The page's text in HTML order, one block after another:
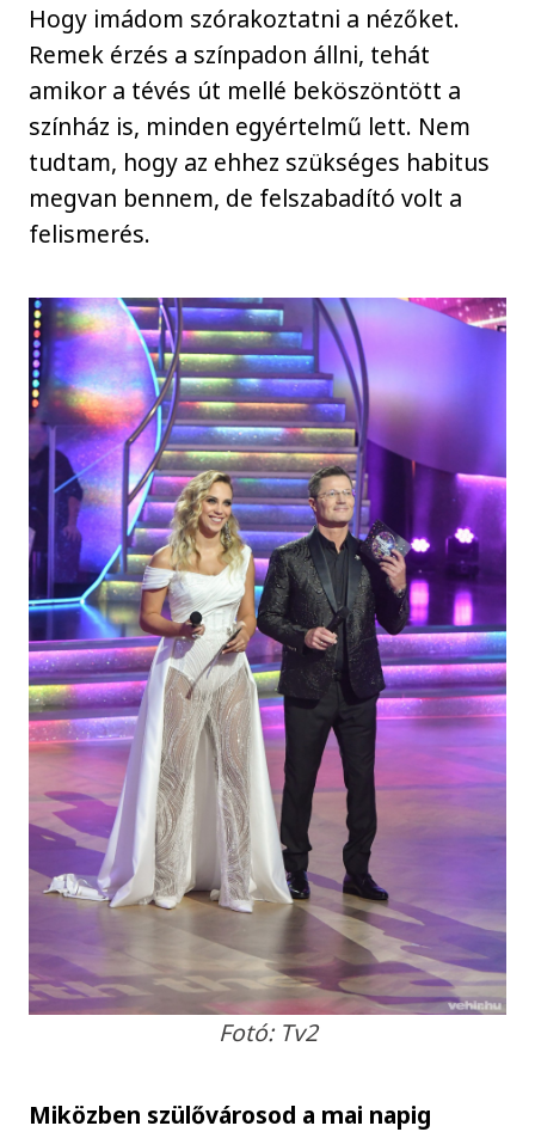
Hogy imádom szórakoztatni a nézőket.
Remek érzés a színpadon állni, tehát
amikor a tévés út mellé beköszöntött a
színház is, minden egyértelmű lett. Nem
tudtam, hogy az ehhez szükséges habitus
megvan bennem, de felszabadító volt a
felismerés.
Fotó: Tv2
Miközben szülővárosod a mai napig